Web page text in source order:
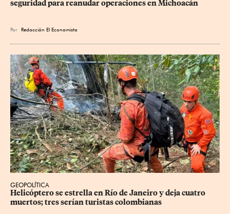
seguridad para reanudar operaciones en Michoacán
Por Redacción El Economista
GEOPOLÍTICA
Helicóptero se estrella en Río de Janeiro y deja cuatro
muertos; tres serían turistas colombianas